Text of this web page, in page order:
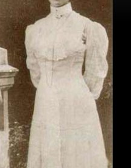
для поступления
АКТЫ